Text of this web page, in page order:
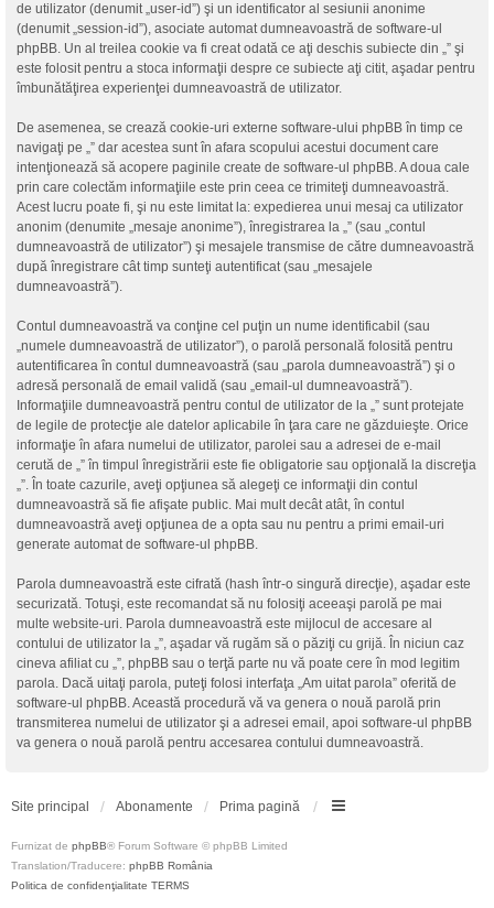
de utilizator (denumit „user-id”) şi un identificator al sesiunii anonime
(denumit „session-id”), asociate automat dumneavoastră de software-ul
phpBB. Un al treilea cookie va fi creat odată ce aţi deschis subiecte din „” şi
este folosit pentru a stoca informaţii despre ce subiecte aţi citit, aşadar pentru
îmbunătăţirea experienţei dumneavoastră de utilizator.
De asemenea, se crează cookie-uri externe software-ului phpBB în timp ce
navigaţi pe „” dar acestea sunt în afara scopului acestui document care
intenţionează să acopere paginile create de software-ul phpBB. A doua cale
prin care colectăm informaţiile este prin ceea ce trimiteţi dumneavoastră.
Acest lucru poate fi, şi nu este limitat la: expedierea unui mesaj ca utilizator
anonim (denumite „mesaje anonime”), înregistrarea la „” (sau „contul
dumneavoastră de utilizator”) şi mesajele transmise de către dumneavoastră
după înregistrare cât timp sunteţi autentificat (sau „mesajele
dumneavoastră”).
Contul dumneavoastră va conţine cel puţin un nume identificabil (sau
„numele dumneavoastră de utilizator”), o parolă personală folosită pentru
autentificarea în contul dumneavoastră (sau „parola dumneavoastră”) şi o
adresă personală de email validă (sau „email-ul dumneavoastră”).
Informaţiile dumneavoastră pentru contul de utilizator de la „” sunt protejate
de legile de protecţie ale datelor aplicabile în ţara care ne găzduieşte. Orice
informaţie în afara numelui de utilizator, parolei sau a adresei de e-mail
cerută de „” în timpul înregistrării este fie obligatorie sau opţională la discreţia
„”. În toate cazurile, aveţi opţiunea să alegeţi ce informaţii din contul
dumneavoastră să fie afişate public. Mai mult decât atât, în contul
dumneavoastră aveţi opţiunea de a opta sau nu pentru a primi email-uri
generate automat de software-ul phpBB.
Parola dumneavoastră este cifrată (hash într-o singură direcţie), aşadar este
securizată. Totuşi, este recomandat să nu folosiţi aceeaşi parolă pe mai
multe website-uri. Parola dumneavoastră este mijlocul de accesare al
contului de utilizator la „”, aşadar vă rugăm să o păziţi cu grijă. În niciun caz
cineva afiliat cu „”, phpBB sau o terţă parte nu vă poate cere în mod legitim
parola. Dacă uitaţi parola, puteţi folosi interfaţa „Am uitat parola” oferită de
software-ul phpBB. Această procedură vă va genera o nouă parolă prin
transmiterea numelui de utilizator şi a adresei email, apoi software-ul phpBB
va genera o nouă parolă pentru accesarea contului dumneavoastră.
Site principal Abonamente Prima pagină
Furnizat de phpBB® Forum Software © phpBB Limited
Translation/Traducere: phpBB România
Politica de confidenţialitate TERMS